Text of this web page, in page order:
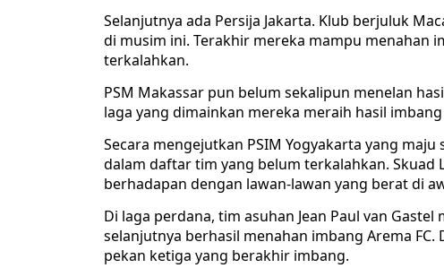
Selanjutnya ada Persija Jakarta. Klub berjuluk
di musim ini. Terakhir mereka mampu menahan
terkalahkan.
PSM Makassar pun belum sekalipun menelan
laga yang dimainkan mereka meraih hasil
Secara mengejutkan PSIM Yogyakarta yang
dalam daftar tim yang belum terkalahkan.
berhadapan dengan lawan-lawan yang berat di
Di laga perdana, tim asuhan Jean Paul van
selanjutnya berhasil menahan imbang Arema
pekan ketiga yang berakhir imbang.